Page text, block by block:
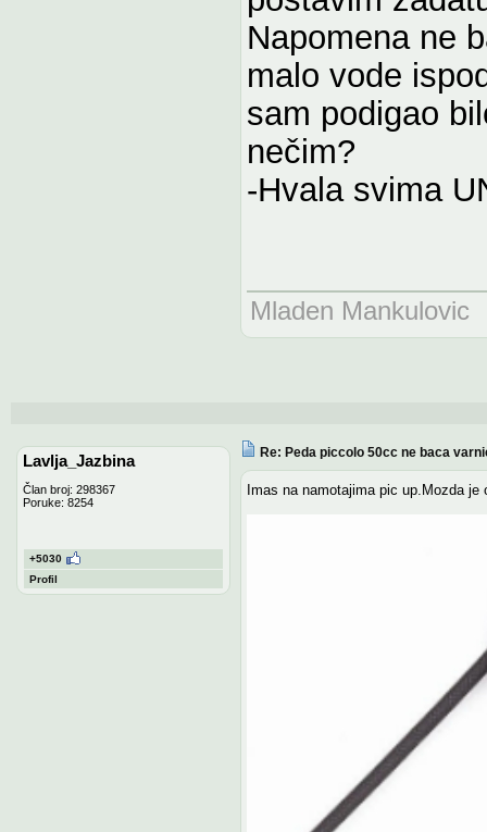
Napomena ne
malo vode
sam podigao
nečim?
-Hvala svima
Mladen Mankulovic
Lavlja_Jazbina
Član broj: 298367
Poruke: 8254
+5030
Profil
Re: Peda piccolo 50cc ne baca
Imas na namotajima pic up.Mozda je